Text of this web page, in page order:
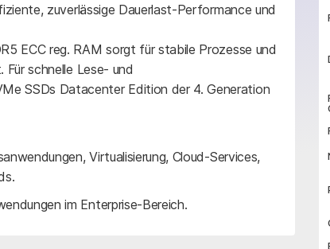
zuverlässige Dauerlast-Performance und
ECC reg. RAM sorgt für stabile Prozesse und
schnelle Lese- und
SSDs Datacenter Edition der 4. Generation
Virtualisierung, Cloud-Services,
im Enterprise-Bereich.